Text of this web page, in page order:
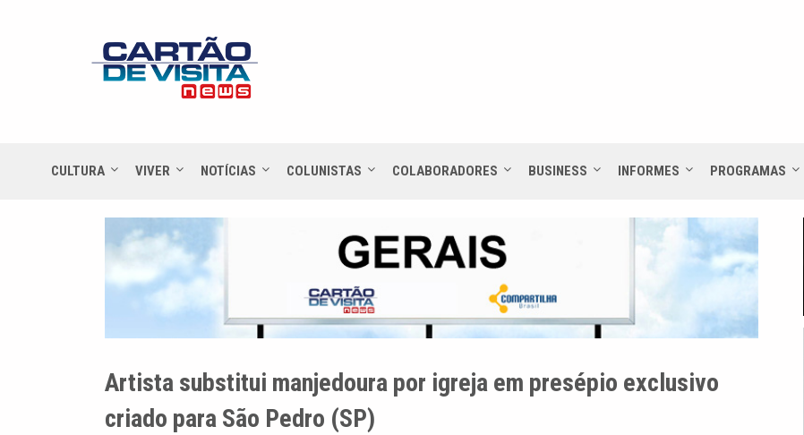
CULTURA VIVER NOTÍCIAS COLUNISTAS COLABORADORES BUSINESS INFORMES PROGRAMAS
Artista substitui manjedoura por igreja em presépio exclusivo
criado para São Pedro (SP)